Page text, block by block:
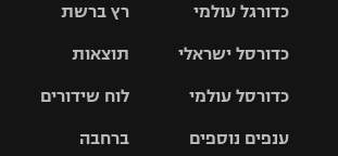
רץ ברשת
תוצאות
לוח שידורים
ברחבה גביע הטוטו
כדורגל עולמי
האלופות
ליגה
כדורסל ישראלי
סל
כדורסל עולמי
ענפים נוספים